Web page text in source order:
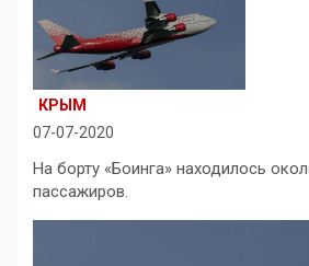
КРЫМ
07-07-2020
На борту «Боинга» находилось
пассажиров.